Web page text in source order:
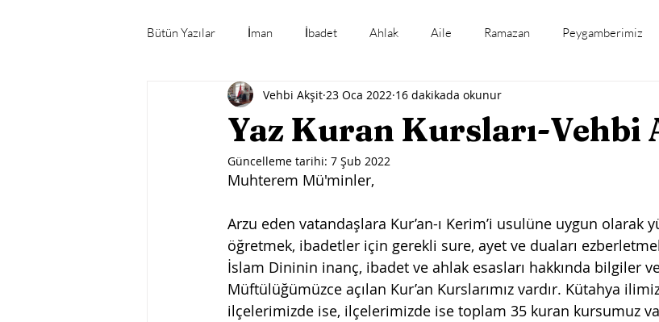
Bütün Yazılar İman İbadet Ahlak Aile Ramazan Peygamberimiz
Mübarek Gün ve Geceler Önemli Gün ve Haftalar Tefsir Okumaları
Gündeme Dair
Yaz Kuran Kursları-Vehbi
Vehbi Akşit 23 Oca 2022 16 dakikada okunur
Güncelleme tarihi: 7 Şub 2022
Muhterem Mü'minler,
Arzu eden vatandaşlara Kur’an-ı Kerim’i usulüne uygun olarak
öğretmek, ibadetler için gerekli sure, ayet ve duaları
İslam Dininin inanç, ibadet ve ahlak esasları hakkında bilgiler
Müftülüğümüzce açılan Kur’an Kurslarımız vardır. Kütahya
ilçelerimizde ise, ilçelerimizde ise toplam 35 kuran kursumuz